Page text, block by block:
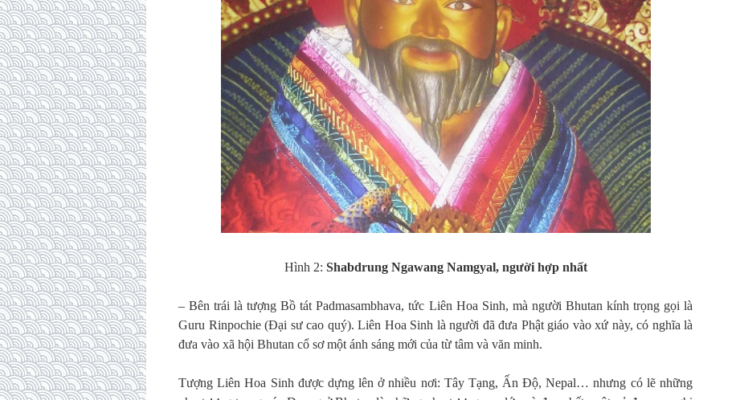
Hình 2: Shabdrung Ngawang Namgyal, người hợp nhất
– Bên trái là tượng Bồ tát Padmasambhava, tức Liên Hoa Sinh, mà người Bhutan kính trọng gọi là
Guru Rinpochie (Đại sư cao quý). Liên Hoa Sinh là người đã đưa Phật giáo vào xứ này, có nghĩa là
đưa vào xã hội Bhutan cổ sơ một ánh sáng mới của từ tâm và văn minh.
Tượng Liên Hoa Sinh được dựng lên ở nhiều nơi: Tây Tạng, Ấn Độ, Nepal… nhưng có lẽ những